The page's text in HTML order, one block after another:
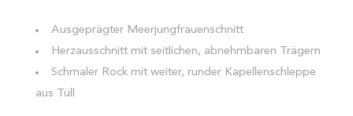
Ausgeprägter Meerjungfrauenschnitt
Herzausschnitt mit seitlichen, abnehmbaren Trägern
Schmaler Rock mit weiter, runder Kapellenschleppe
aus Tüll